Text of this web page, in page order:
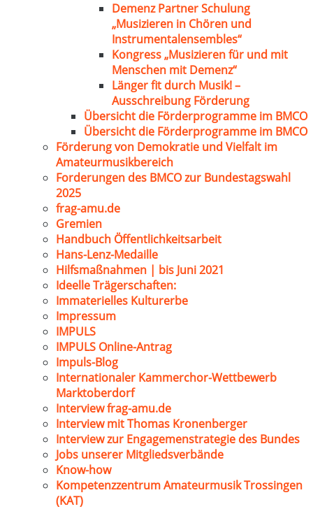
Demenz Partner Schulung
„Musizieren in Chören und
Instrumentalensembles“
Kongress „Musizieren für und mit
Menschen mit Demenz“
Länger fit durch Musik! –
Ausschreibung Förderung
Übersicht die Förderprogramme im BMCO
Übersicht die Förderprogramme im BMCO
Förderung von Demokratie und Vielfalt im
Amateurmusikbereich
Forderungen des BMCO zur Bundestagswahl
2025
frag-amu.de
Gremien
Handbuch Öffentlichkeitsarbeit
Hans-Lenz-Medaille
Hilfsmaßnahmen | bis Juni 2021
Ideelle Trägerschaften:
Immaterielles Kulturerbe
Impressum
IMPULS
IMPULS Online-Antrag
Impuls-Blog
Internationaler Kammerchor-Wettbewerb
Marktoberdorf
Interview frag-amu.de
Interview mit Thomas Kronenberger
Interview zur Engagemenstrategie des Bundes
Jobs unserer Mitgliedsverbände
Know-how
Kompetenzzentrum Amateurmusik Trossingen
(KAT)